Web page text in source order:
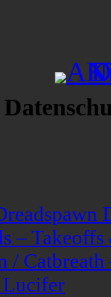
–
/
Lucifer